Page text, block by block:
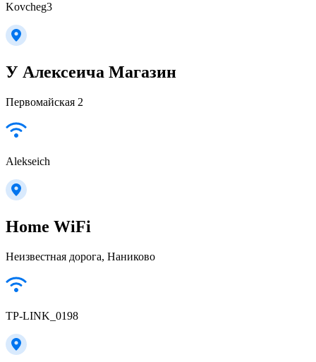
Kovcheg3
У Алексеича Магазин
Первомайская 2
Alekseich
Home WiFi
Неизвестная дорога, Наниково
TP-LINK_0198